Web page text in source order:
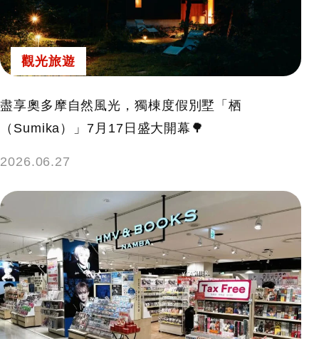
觀光旅遊
盡享奧多摩自然風光，獨棟度假別墅「栖
（Sumika）」7月17日盛大開幕🌳
2026.06.27